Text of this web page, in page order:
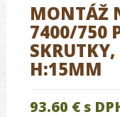
MONTÁŽ
7400/750
H:15MM
93.60 € s